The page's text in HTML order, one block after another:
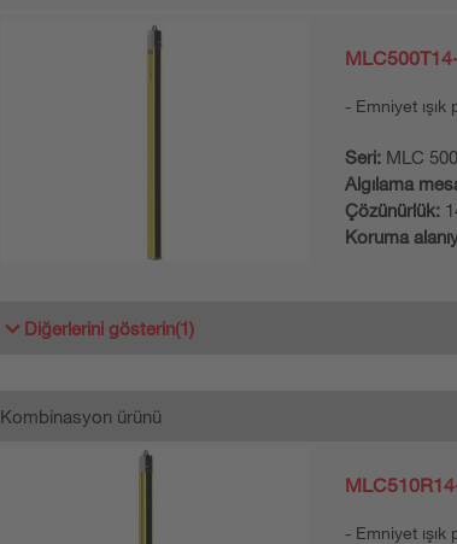
Emniyet
Seri: MLC 500
Algılama
Çözünürlük:
Koruma
Diğerlerini gösterin(1)
Kombinasyon ürünü
Emniyet ışık